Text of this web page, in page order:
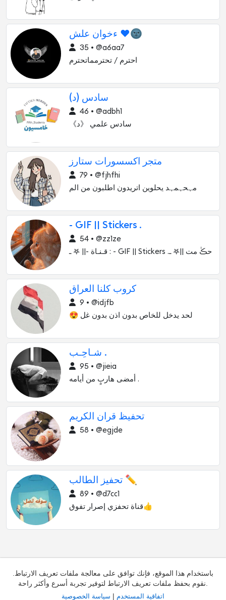
ءخوان علش ❤️🌚
35 • @a6aa7
احترم / تحترمماتحترم
سادس (د)
46 • @adbh1
سادس علمي 《د》
متجر اكسسورات ستارز
79 • @fjhfhi
مہحہمہد يحلوين اتريدون اطلبون من الم
- GIF || Stickers .
54 • @zz1ze
ـ 𖤐 ||- قـنـاة : - GIF || Stickers .ـ 𖤐|| حڪٰ مت
كروب كلنا العراق
9 • @idjfb
😍 لحد يدخل للخاص بدون اذن بدون غل
شـاحِـب .
95 • @jieia
أمضى هاربٍ من أيامه .
تحفيظ قران الكريم
58 • @egjde
تحفيز الطالب ✏
89 • @d7cc1
قناة تحفزي إصرار تفوق👍
باستخدام هذا الموقع، فإنك توافق على معالجة ملفات تعريف الارتباط.
اتفاقية المستخدم | سياسة الخصوصية